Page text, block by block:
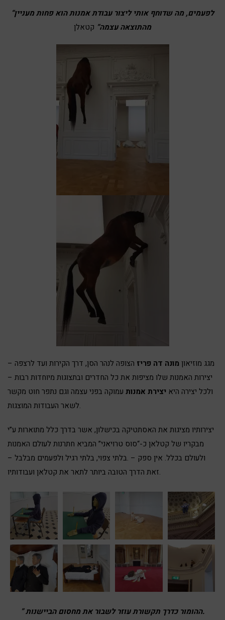
“לפעמים, מה שדוחף אותי ליצור עבודת אמנות הוא פחות מעניין
מהתוצאה עצמה” קטאלן
מגג מוזיאון מונה דה פריז הצופה לנהר הסן, דרך הקירות ועד לרצפה –
יצירות האמנות שלו מציפות את כל החדרים ובתצוגות מיוחדות רבות –
ולכל יצירה היא יצירת אמנות עמוקה בפני עצמה וגם נתפר חוט מקשר
לשאר העבודות המוצגות.
יצירותיו מציגות את האסתטיקה בכישלון, אשר בדרך כלל מתוארות ע”י
מבקריו של קטלאן כ-“סוס טרויאני” המביא חתרנות לעולם האמנות
ולעולם בכלל. אין ספק – .בלתי צפוי, בלתי רגיל ולפעמים מבלבל –
זאת הדרך הטובה ביותר לתאר את קטלאן ועבודותיו.
” ההומור כדרך תקשורת עוזר לשבור את מחסום הביישנות.